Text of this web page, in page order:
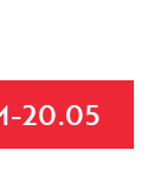
20.05